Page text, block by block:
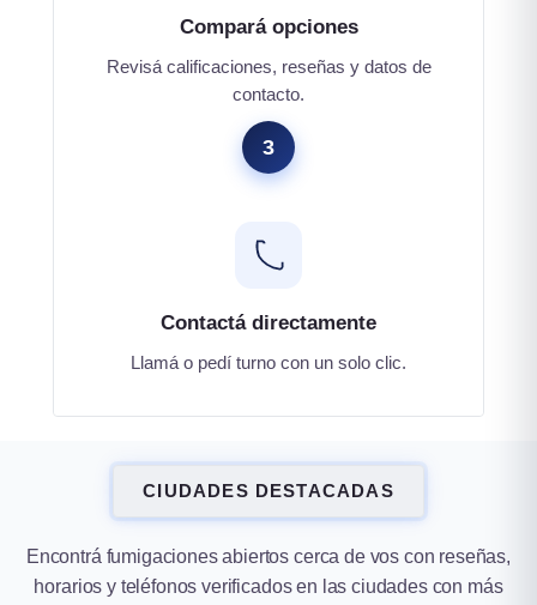
Compará opciones
Revisá calificaciones, reseñas y datos de
contacto.
3
Contactá directamente
Llamá o pedí turno con un solo clic.
CIUDADES DESTACADAS
Encontrá fumigaciones abiertos cerca de vos con reseñas,
horarios y teléfonos verificados en las ciudades con más